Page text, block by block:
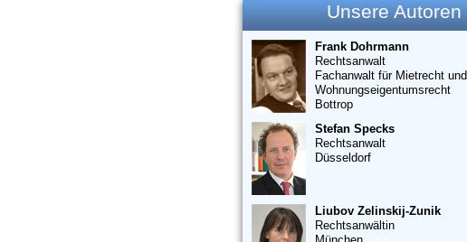
Unsere Autoren
Frank Dohrmann
Rechtsanwalt
Fachanwalt für Mietrecht und
Wohnungseigentumsrecht
Bottrop
Stefan Specks
Rechtsanwalt
Düsseldorf
Liubov Zelinskij-Zunik
Rechtsanwältin